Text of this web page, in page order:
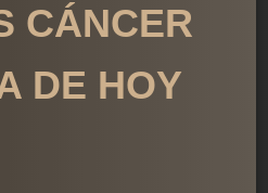
CÁNCER
DE HOY